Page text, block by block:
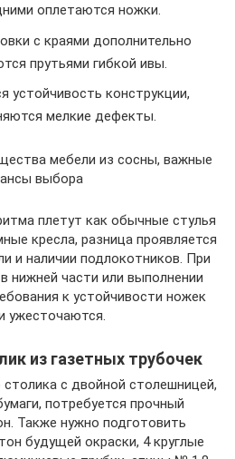
оплетаются ножки.
с краями дополнительно
прутьями гибкой ивы.
устойчивость конструкции,
мелкие дефекты.
мебели из сосны, важные
выбора
плетут как обычные стулья
кресла, разница проявляется
и наличии подлокотников. При
нижней части или выполнении
к устойчивости ножек
ужесточаются.
из газетных трубочек
столика с двойной столешницей,
потребуется прочный
Также нужно подготовить
будущей окраски, 4 круглые